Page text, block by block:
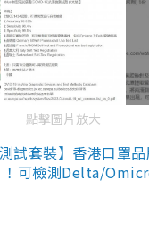
點擊圖片放大
試套裝】香港口罩
！可檢測Delta/